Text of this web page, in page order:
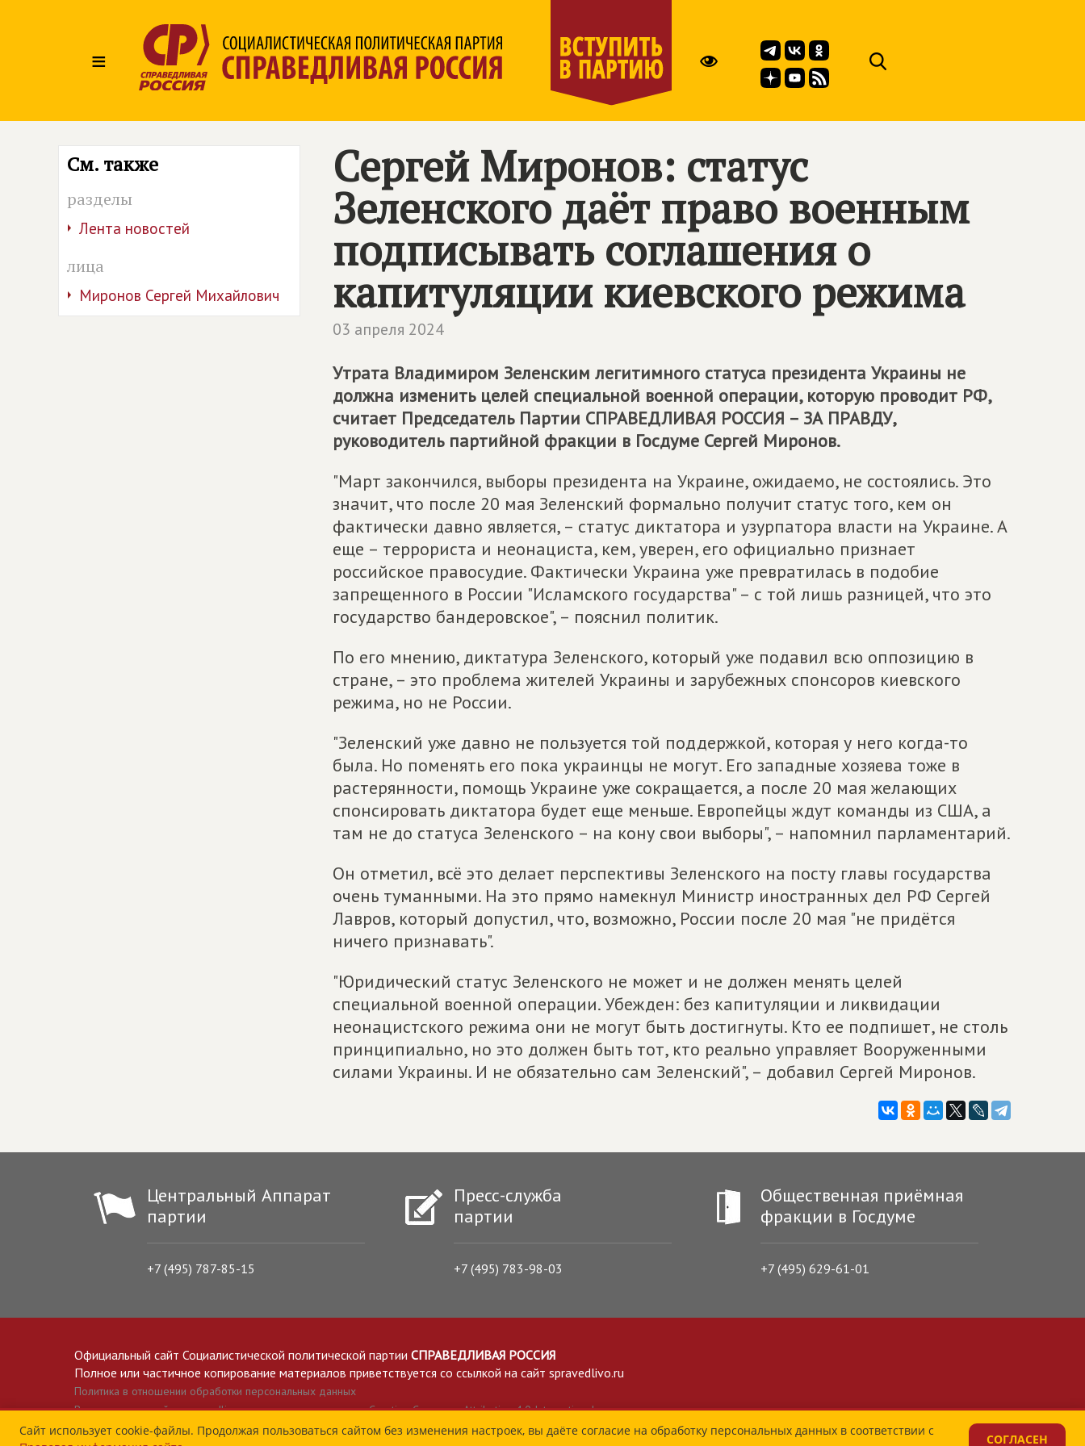
≡
См. также
разделы
Лента новостей
лица
Миронов Сергей Михайлович
Сергей Миронов: статус
Зеленского даёт право военным
подписывать соглашения о
капитуляции киевского режима
03 апреля 2024
Утрата Владимиром Зеленским легитимного статуса президента Украины не
должна изменить целей специальной военной операции, которую проводит РФ,
считает Председатель Партии СПРАВЕДЛИВАЯ РОССИЯ – ЗА ПРАВДУ,
руководитель партийной фракции в Госдуме Сергей Миронов.
"Март закончился, выборы президента на Украине, ожидаемо, не состоялись. Это
значит, что после 20 мая Зеленский формально получит статус того, кем он
фактически давно является, – статус диктатора и узурпатора власти на Украине. А
еще – террориста и неонациста, кем, уверен, его официально признает
российское правосудие. Фактически Украина уже превратилась в подобие
запрещенного в России "Исламского государства" – с той лишь разницей, что это
государство бандеровское", – пояснил политик.
По его мнению, диктатура Зеленского, который уже подавил всю оппозицию в
стране, – это проблема жителей Украины и зарубежных спонсоров киевского
режима, но не России.
"Зеленский уже давно не пользуется той поддержкой, которая у него когда-то
была. Но поменять его пока украинцы не могут. Его западные хозяева тоже в
растерянности, помощь Украине уже сокращается, а после 20 мая желающих
спонсировать диктатора будет еще меньше. Европейцы ждут команды из США, а
там не до статуса Зеленского – на кону свои выборы", – напомнил парламентарий.
Он отметил, всё это делает перспективы Зеленского на посту главы государства
очень туманными. На это прямо намекнул Министр иностранных дел РФ Сергей
Лавров, который допустил, что, возможно, России после 20 мая "не придётся
ничего признавать".
"Юридический статус Зеленского не может и не должен менять целей
специальной военной операции. Убежден: без капитуляции и ликвидации
неонацистского режима они не могут быть достигнуты. Кто ее подпишет, не столь
принципиально, но это должен быть тот, кто реально управляет Вооруженными
силами Украины. И не обязательно сам Зеленский", – добавил Сергей Миронов.
Центральный Аппарат
партии
+7 (495) 787-85-15
Пресс-служба
партии
+7 (495) 783-98-03
Общественная приёмная
фракции в Госдуме
+7 (495) 629-61-01
Официальный сайт Социалистической политической партии СПРАВЕДЛИВАЯ РОССИЯ
Полное или частичное копирование материалов приветствуется со ссылкой на сайт spravedlivo.ru
Политика в отношении обработки персональных данных
Все материалы сайта spravedlivo.ru доступны по лицензии Creative Commons Attribution 4.0 International
Сайт использует cookie-файлы. Продолжая пользоваться сайтом без изменения настроек, вы даёте согласие на обработку персональных данных в соответствии с
СОГЛАСЕН